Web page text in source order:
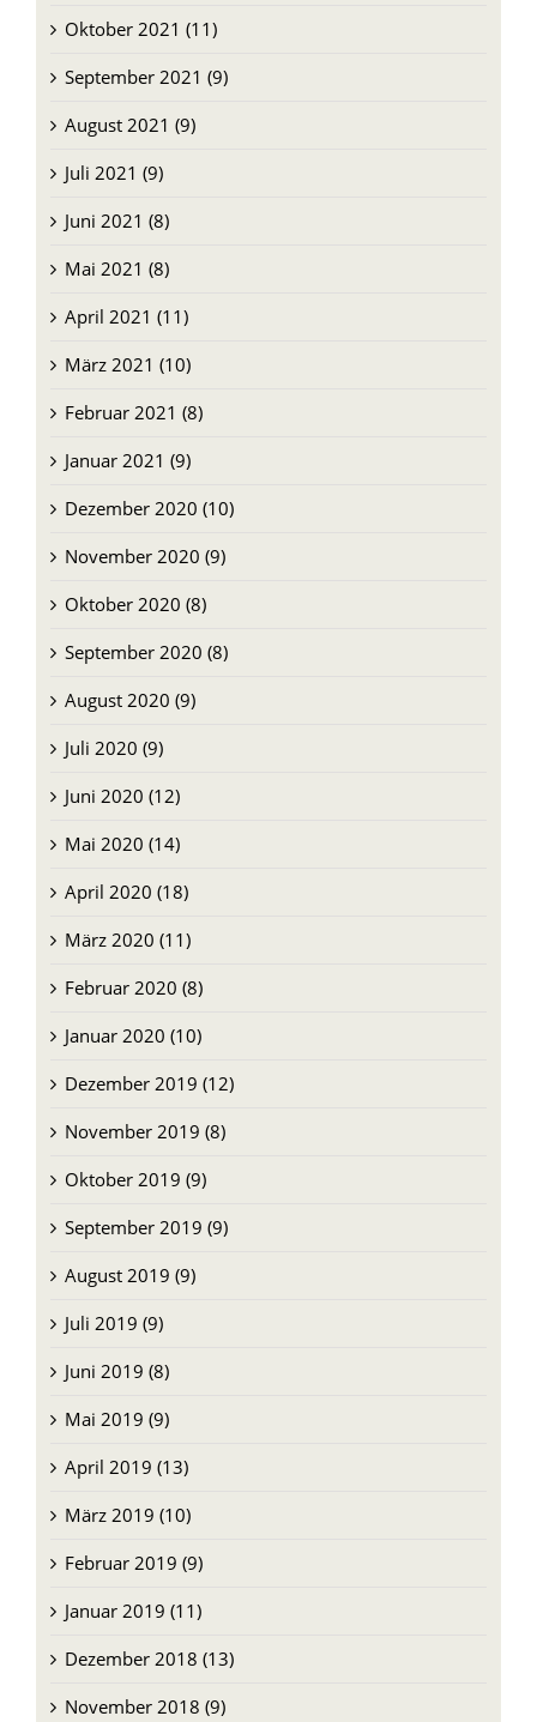
Oktober 2021 (11)
September 2021 (9)
August 2021 (9)
Juli 2021 (9)
Juni 2021 (8)
Mai 2021 (8)
April 2021 (11)
März 2021 (10)
Februar 2021 (8)
Januar 2021 (9)
Dezember 2020 (10)
November 2020 (9)
Oktober 2020 (8)
September 2020 (8)
August 2020 (9)
Juli 2020 (9)
Juni 2020 (12)
Mai 2020 (14)
April 2020 (18)
März 2020 (11)
Februar 2020 (8)
Januar 2020 (10)
Dezember 2019 (12)
November 2019 (8)
Oktober 2019 (9)
September 2019 (9)
August 2019 (9)
Juli 2019 (9)
Juni 2019 (8)
Mai 2019 (9)
April 2019 (13)
März 2019 (10)
Februar 2019 (9)
Januar 2019 (11)
Dezember 2018 (13)
November 2018 (9)